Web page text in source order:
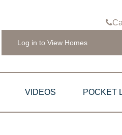
Log in to View Homes
VIDEOS POCKET